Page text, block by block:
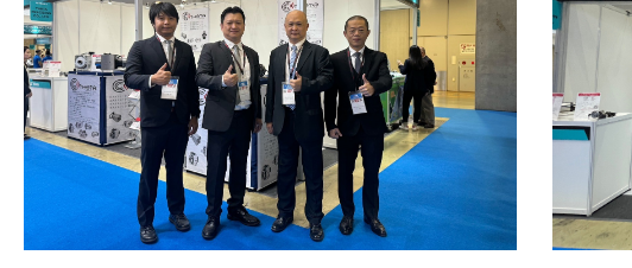
繁體中文 English 日本語 简体中文